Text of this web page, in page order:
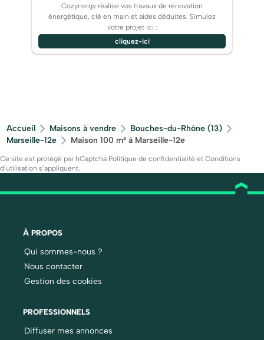
Cozynergy réalise vos travaux de rénovation
énergétique, clé en main et aides déduites. Simulez
votre projet ici :
cliquez-ici
Accueil Maisons à vendre
Bouches-du-Rhône (13)
Marseille-12e
Maison 100 m² à Marseille-12e
Ce site est protégé par hCaptcha Politique de confidentialité et Conditions
d’utilisation s’appliquent.
À PROPOS
Qui sommes-nous ?
Nous contacter
Gestion des cookies
PROFESSIONNELS
Diffuser mes annonces